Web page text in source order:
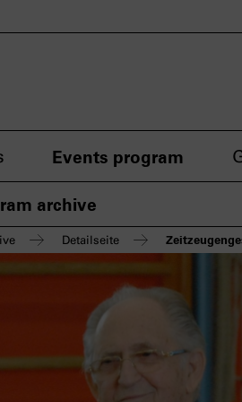
Events program
archive
Detailseite